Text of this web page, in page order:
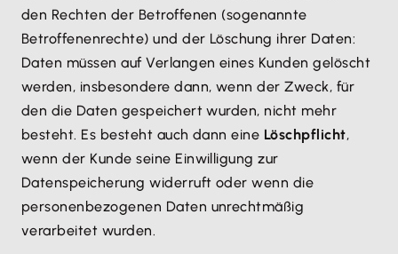
den Rechten der Betroffenen (sogenannte
Betroffenenrechte) und der Löschung ihrer Daten:
Daten müssen auf Verlangen eines Kunden gelöscht
werden, insbesondere dann, wenn der Zweck, für
den die Daten gespeichert wurden, nicht mehr
besteht. Es besteht auch dann eine Löschpflicht,
wenn der Kunde seine Einwilligung zur
Datenspeicherung widerruft oder wenn die
personenbezogenen Daten unrechtmäßig
verarbeitet wurden.